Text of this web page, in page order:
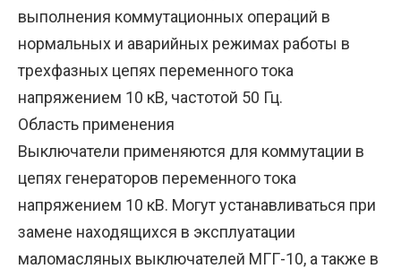
выполнения коммутационных операций в
нормальных и аварийных режимах работы в
трехфазных цепях переменного тока
напряжением 10 кВ, частотой 50 Гц.
Область применения
Выключатели применяются для коммутации в
цепях генераторов переменного тока
напряжением 10 кВ. Могут устанавливаться при
замене находящихся в эксплуатации
маломасляных выключателей МГГ-10, а также в